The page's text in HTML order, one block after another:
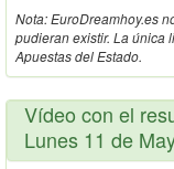
Nota: EuroDreamhoy.es
pudieran existir. La única
Apuestas del Estado.
Vídeo con el
Lunes 11 de